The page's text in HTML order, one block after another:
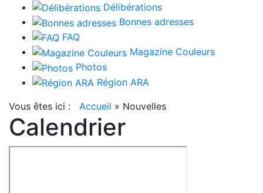
Délibérations
Bonnes adresses
FAQ
Magazine Couleurs
Photos
Région ARA
Vous êtes ici : Accueil » Nouvelles
Calendrier